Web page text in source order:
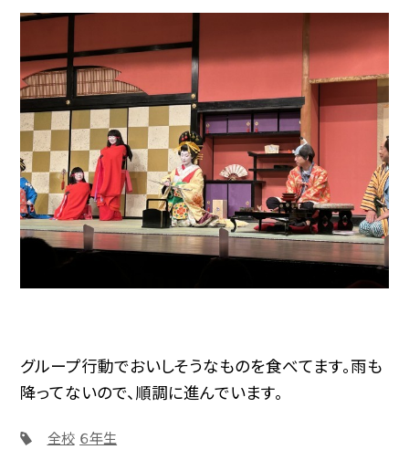
グループ行動でおいしそうなものを食べてます。雨も
降ってないので、順調に進んでいます。
全校 ６年生